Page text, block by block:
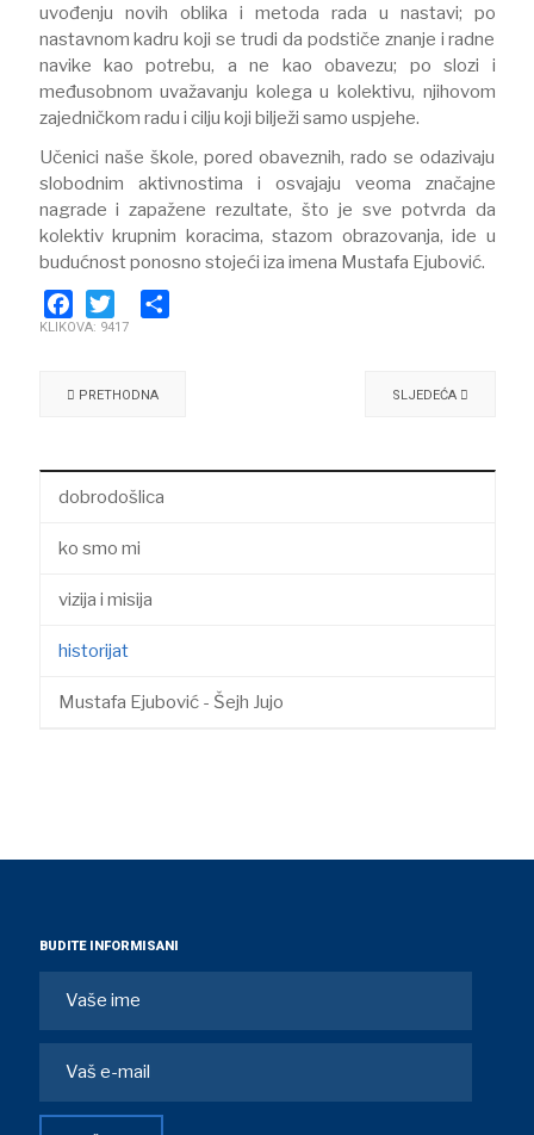
uvođenju novih oblika i metoda rada u nastavi; po
nastavnom kadru koji se trudi da podstiče znanje i radne
navike kao potrebu, a ne kao obavezu; po slozi i
međusobnom uvažavanju kolega u kolektivu, njihovom
zajedničkom radu i cilju koji bilježi samo uspjehe.
Učenici naše škole, pored obaveznih, rado se odazivaju
slobodnim aktivnostima i osvajaju veoma značajne
nagrade i zapažene rezultate, što je sve potvrda da
kolektiv krupnim koracima, stazom obrazovanja, ide u
budućnost ponosno stojeći iza imena Mustafa Ejubović.
Facebook
Twitter
KLIKOVA: 9417
PRETHODNA SLJEDEĆA
dobrodošlica
ko smo mi
vizija i misija
historijat
Mustafa Ejubović - Šejh Jujo
BUDITE INFORMISANI